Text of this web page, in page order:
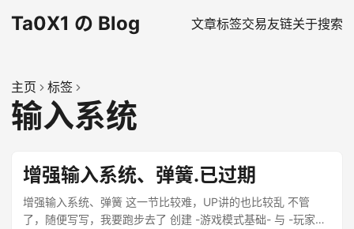
Ta0X1 の Blog 文章标签交易友链关于搜索
主页 标签
输入系统
增强输入系统、弹簧.已过期
增强输入系统、弹簧 这一节比较难，UP讲的也比较乱 不管
了，随便写写，我要跑步去了 创建 -游戏模式基础- 与 -玩家控